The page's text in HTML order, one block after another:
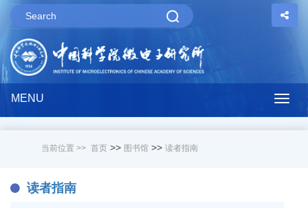
MENU
当前位置 >> 首页 >> 图书馆 >> 读者指南
读者指南